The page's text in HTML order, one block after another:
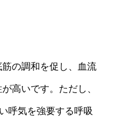
の調和を促し、血流
高いです。ただし、
呼気を強要する呼吸